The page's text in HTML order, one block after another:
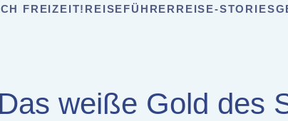
FREIZEIT! REISEFÜHRER REISE-STORIES
Das weiße Gold des